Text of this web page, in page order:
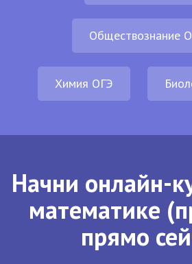
Обществознание
Химия ОГЭ
Начни онлайн-
математике
прямо